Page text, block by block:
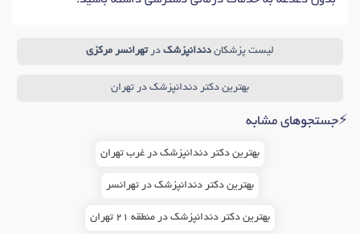
لیست پزشکان دندانپزشک درتهرانسر مرکزی
بهترین دکتر دندانپزشک در تهران
⚡جستجوهای مشابه
بهترین دکتر دندانپزشک در غرب تهران
بهترین دکتر دندانپزشک در تهرانسر
بهترین دکتر دندانپزشک در منطقه 21 تهران